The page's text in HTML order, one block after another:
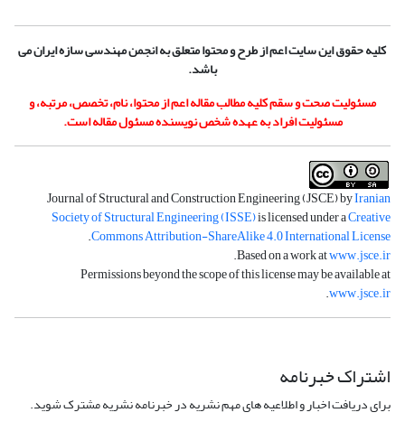
کلیه حقوق این سایت اعم از طرح و محتوا متعلق به انجمن مهندسی سازه ایران می
باشد.
مسئولیت صحت و سقم کلیه مطالب مقاله اعم از محتوا، نام، تخصص، مرتبه، و
مسئولیت افراد به عهده شخص نویسنده مسئول مقاله است.
Journal of Structural and Construction Engineering (JSCE) byIranian
Society of Structural Engineering (ISSE)is licensed under aCreative
Commons Attribution-ShareAlike 4.0 International License
.
Based on a work atwww.jsce.ir
.
Permissions beyond the scope of this license may be available at
www.jsce.ir
.
اشتراک خبرنامه
برای دریافت اخبار و اطلاعیه های مهم نشریه در خبرنامه نشریه مشترک شوید.